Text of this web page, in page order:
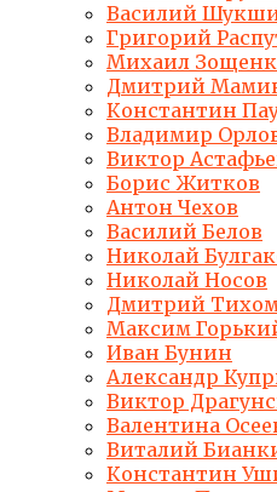
Василий
Григорий
Михаил
Дмитрий
Константин
Владимир
Виктор
Борис Житков
Антон Чехов
Василий Белов
Николай
Николай Носов
Дмитрий
Максим
Иван Бунин
Александр
Виктор
Валентина
Виталий
Константин